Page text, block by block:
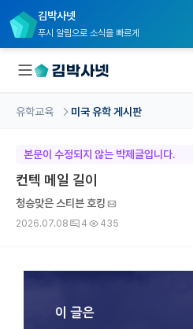
김박사넷
푸시 알림으로 소식을 빠르게
국내대학원 정보
연구실&오픈랩
커뮤니티
유학교육 홈
유학교육 미국 유학 게시판
본문이 수정되지 않는 박제글입니다.
컨텍 메일 길이
청승맞은 스티븐 호킹
2026.07.08 4 435